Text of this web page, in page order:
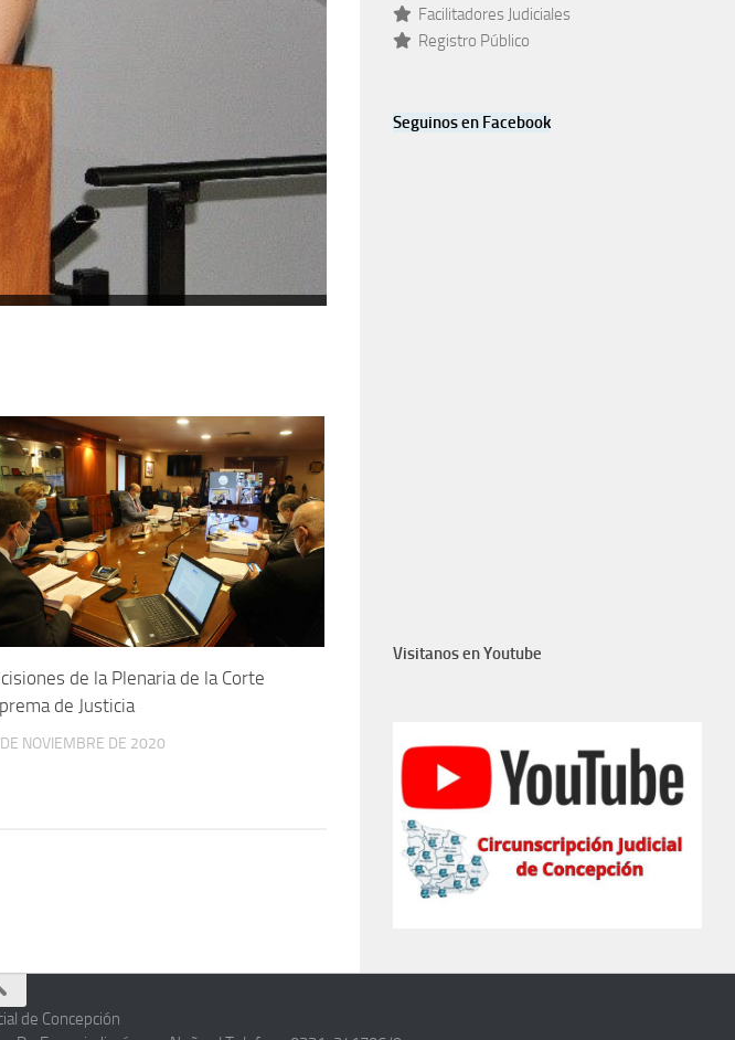
de la Plenaria de la Corte
de Justicia
NOVIEMBRE DE 2020
Facilitadores Judiciales
Registro Público
Seguinos en Facebook
Visitanos en Youtube
de Concepción